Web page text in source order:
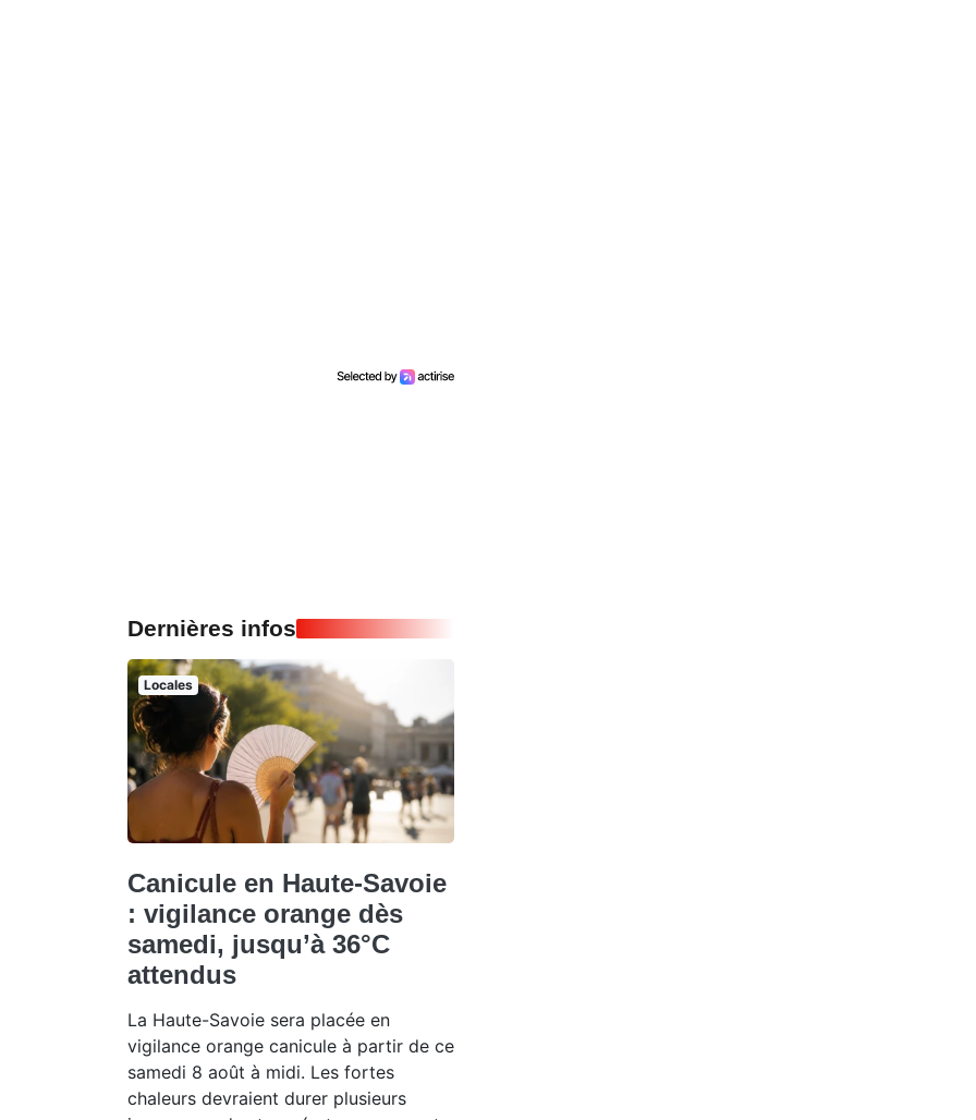
Dernières infos
Locales
Canicule en Haute-Savoie
: vigilance orange dès
samedi, jusqu’à 36°C
attendus
La Haute-Savoie sera placée en
vigilance orange canicule à partir de ce
samedi 8 août à midi. Les fortes
chaleurs devraient durer plusieurs